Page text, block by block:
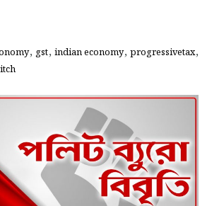
, gst, indian economy, progressivetax,